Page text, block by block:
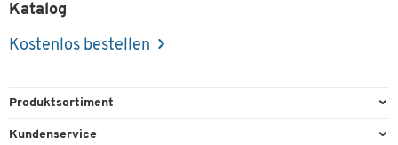
Katalog
Kostenlos bestellen
Produktsortiment
Büroausstattung
Kundenservice